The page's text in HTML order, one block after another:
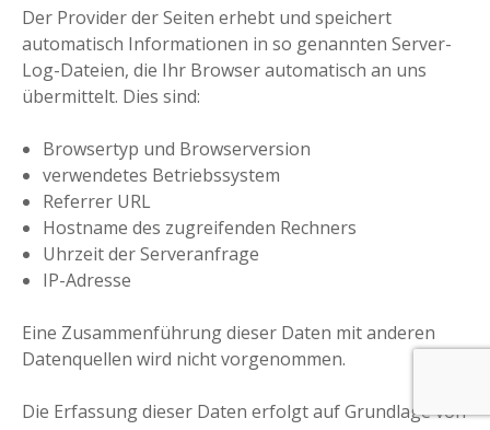
Der Provider der Seiten erhebt und speichert
automatisch Informationen in so genannten Server-
Log-Dateien, die Ihr Browser automatisch an uns
übermittelt. Dies sind:
Browsertyp und Browserversion
verwendetes Betriebssystem
Referrer URL
Hostname des zugreifenden Rechners
Uhrzeit der Serveranfrage
IP-Adresse
Eine Zusammenführung dieser Daten mit anderen
Datenquellen wird nicht vorgenommen.
Die Erfassung dieser Daten erfolgt auf Grundlage von